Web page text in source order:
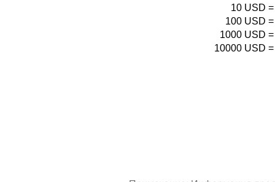
10 USD =
100 USD =
1000 USD =
10000 USD =